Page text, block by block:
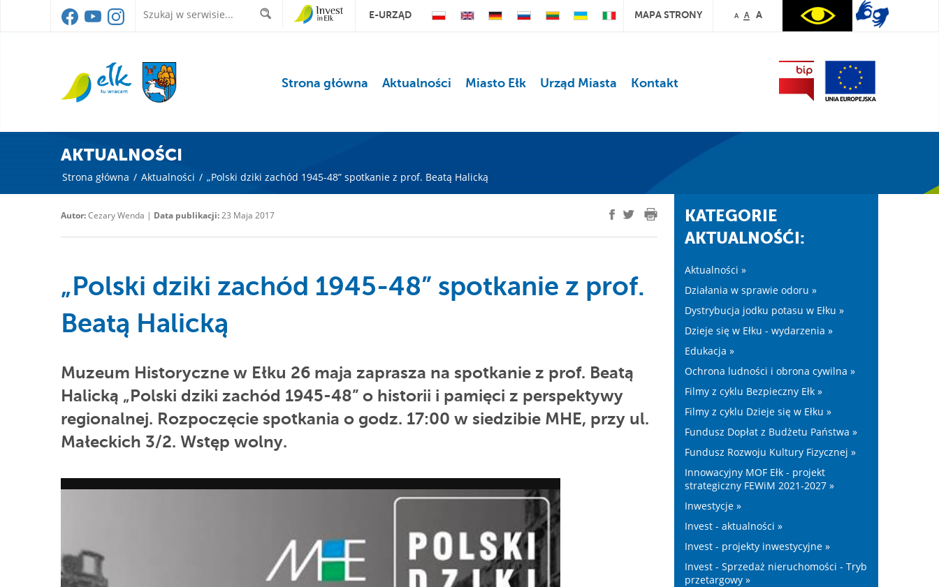
E-URZĄD MAPA STRONY A A A
Strona główna Aktualności Miasto Ełk Urząd Miasta Kontakt
AKTUALNOŚCI
Strona główna / Aktualności / „Polski dziki zachód 1945-48” spotkanie z prof. Beatą Halicką
Autor:Cezary Wenda | Data publikacji:23 Maja 2017
„Polski dziki zachód 1945-48” spotkanie z prof.
Beatą Halicką
Muzeum Historyczne w Ełku 26 maja zaprasza na spotkanie z prof. Beatą
Halicką „Polski dziki zachód 1945-48” o historii i pamięci z perspektywy
regionalnej. Rozpoczęcie spotkania o godz. 17:00 w siedzibie MHE, przy ul.
Małeckich 3/2. Wstęp wolny.
KATEGORIE
AKTUALNOŚĆI:
Aktualności »
Działania w sprawie odoru »
Dystrybucja jodku potasu w Ełku »
Dzieje się w Ełku - wydarzenia »
Edukacja »
Ochrona ludności i obrona cywilna »
Filmy z cyklu Bezpieczny Ełk »
Filmy z cyklu Dzieje się w Ełku »
Fundusz Dopłat z Budżetu Państwa »
Fundusz Rozwoju Kultury Fizycznej »
Innowacyjny MOF Ełk - projekt
strategiczny FEWiM 2021-2027 »
Inwestycje »
Invest - aktualności »
Invest - projekty inwestycyjne »
Invest - Sprzedaż nieruchomości - Tryb
przetargowy »